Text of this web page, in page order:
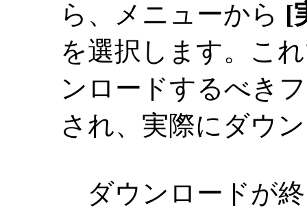
ら、メニューから [
を選択します。こ
ンロードするべき
され、実際にダウ
ダウンロードが